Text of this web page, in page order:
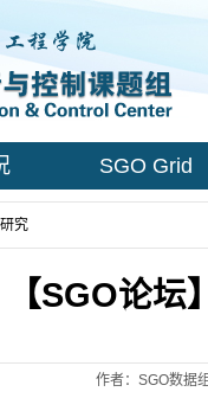
SGO Grid
究
【SGO论
作者：SGO数据